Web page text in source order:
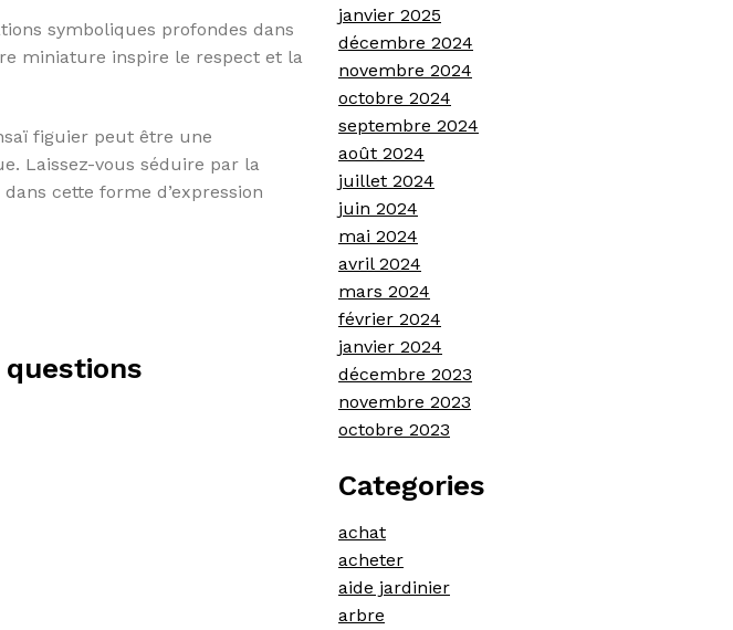
symboliques profondes dans
miniature inspire le respect et la
figuier peut être une
Laissez-vous séduire par la
cette forme d’expression
janvier 2025
décembre 2024
novembre 2024
octobre 2024
septembre 2024
août 2024
juillet 2024
juin 2024
mai 2024
avril 2024
mars 2024
février 2024
janvier 2024
décembre 2023
novembre 2023
octobre 2023
Categories
achat
acheter
aide jardinier
arbre